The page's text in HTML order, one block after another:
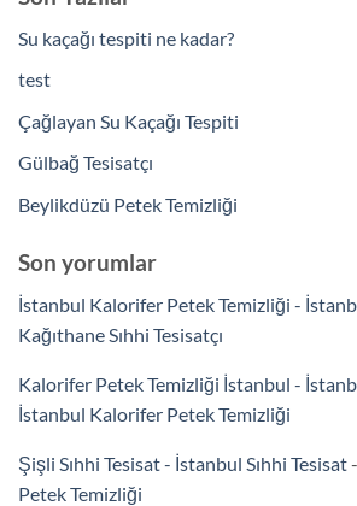
Su kaçağı tespiti ne kadar?
test
Çağlayan Su Kaçağı Tespiti
Gülbağ Tesisatçı
Beylikdüzü Petek Temizliği
Son yorumlar
İstanbul Kalorifer Petek Temizliği -
Kağıthane Sıhhi Tesisatçı
Kalorifer Petek Temizliği İstanbul -
İstanbul Kalorifer Petek Temizliği
Şişli Sıhhi Tesisat - İstanbul Sıhhi Tesisat-
Petek Temizliği